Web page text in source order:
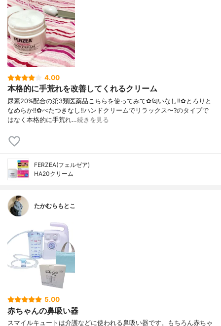
4.00
本格的に手荒れを改善してくれるクリーム
尿素20%配合の第3類医薬品こちらを使ってみて✿匂いなし‼︎✿とろりと
なめらか‼︎✿べたつきなし‼︎ハンドクリームでリラックス〜?のタイプで
はなく本格的に手荒れ…続きを見る
FERZEA(フェルゼア)
HA20クリーム
たかむらもとこ
5.00
赤ちゃんの鼻吸い器
スマイルキュートは介護などに使われる鼻吸い器です。もちろん赤ちゃ